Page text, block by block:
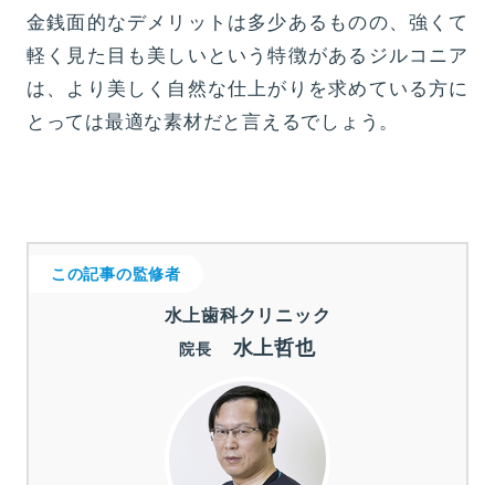
金銭面的なデメリットは多少あるものの、強くて
軽く見た目も美しいという特徴があるジルコニア
は、より美しく自然な仕上がりを求めている方に
とっては最適な素材だと言えるでしょう。
この記事の監修者
水上歯科クリニック
院長 水上哲也